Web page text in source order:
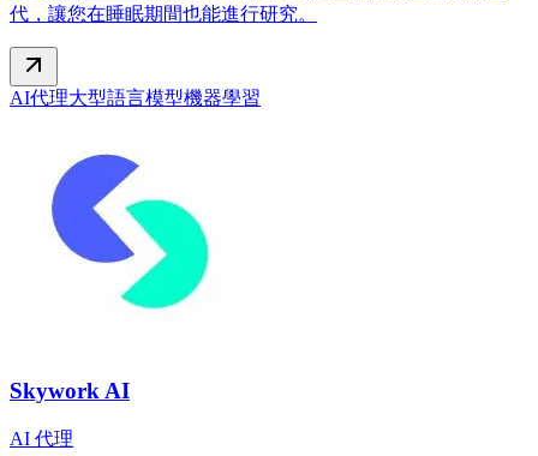
代，讓您在睡眠期間也能進行研究。
AI代理大型語言模型機器學習
Skywork AI
AI 代理